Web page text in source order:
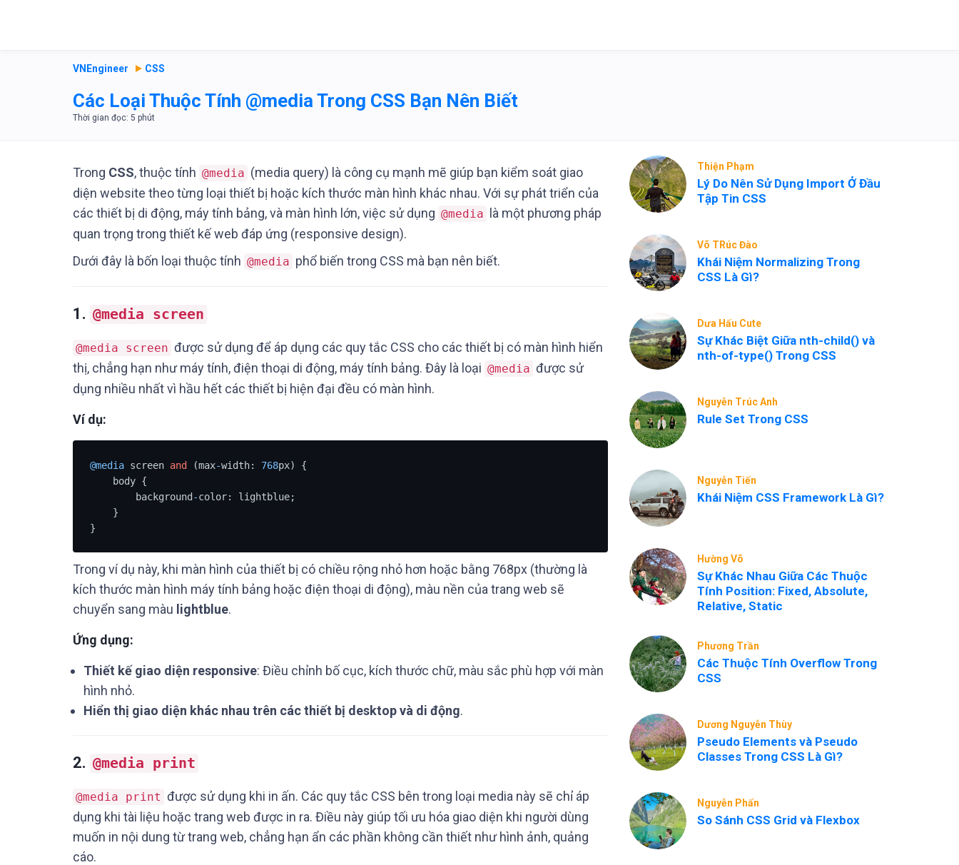
VNEngineer CSS
Các Loại Thuộc Tính @media Trong CSS Bạn Nên Biết
Trong CSS, thuộc tính @media (media query) là công cụ mạnh mẽ giúp bạn kiểm soát giao
diện website theo từng loại thiết bị hoặc kích thước màn hình khác nhau. Với sự phát triển của
các thiết bị di động, máy tính bảng, và màn hình lớn, việc sử dụng @media
là một phương pháp
quan trọng trong thiết kế web đáp ứng (responsive design).
Dưới đây là bốn loại thuộc tính @media phổ biến trong CSS mà bạn nên biết.
1. @media screen
@media screen được sử dụng để áp dụng các quy tắc CSS cho các thiết bị có màn hình hiển
thị, chẳng hạn như máy tính, điện thoại di động, máy tính bảng. Đây là loại @media được sử
dụng nhiều nhất vì hầu hết các thiết bị hiện đại đều có màn hình.
Ví dụ:
@media screen and (max-width: 768px) {
        background
-color: lightblue;
}
Trong ví dụ này, khi màn hình của thiết bị có chiều rộng nhỏ hơn hoặc bằng 768px (thường là
kích thước màn hình máy tính bảng hoặc điện thoại di động), màu nền của trang web sẽ
chuyển sang màu lightblue.
Ứng dụng:
Thiết kế giao diện responsive: Điều chỉnh bố cục, kích thước chữ, màu sắc phù hợp với màn
hình nhỏ.
Hiển thị giao diện khác nhau trên các thiết bị desktop và di động.
2. @media print
@media print được sử dụng khi in ấn. Các quy tắc CSS bên trong loại media này sẽ chỉ áp
dụng khi tài liệu hoặc trang web được in ra. Điều này giúp tối ưu hóa giao diện khi người dùng
muốn in nội dung từ trang web, chẳng hạn ẩn các phần không cần thiết như hình ảnh, quảng
cáo.
Thiện Phạm
Lý Do Nên Sử Dụng Import Ở Đầu
Tập Tin CSS
Võ TRúc Đào
Khái Niệm Normalizing Trong
CSS Là Gì?
Dưa Hấu Cute
Sự Khác Biệt Giữa nth-child() và
nth-of-type() Trong CSS
Nguyễn Trúc Anh
Rule Set Trong CSS
Nguyễn Tiến
Khái Niệm CSS Framework Là Gì?
Hường Võ
Sự Khác Nhau Giữa Các Thuộc
Tính Position: Fixed, Absolute,
Relative, Static
Phương Trần
Các Thuộc Tính Overflow Trong
CSS
Dương Nguyễn Thùy
Pseudo Elements và Pseudo
Classes Trong CSS Là Gì?
Nguyễn Phấn
So Sánh CSS Grid và Flexbox